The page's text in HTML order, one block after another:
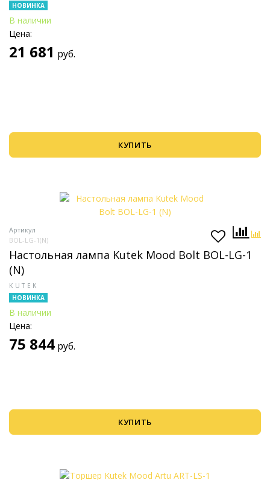
НОВИНКА
В наличии
Цена:
21 681 руб.
КУПИТЬ
Артикул
BOL-LG-1(N)
Настольная лампа Kutek Mood Bolt BOL-LG-1
(N)
KUTEK
НОВИНКА
В наличии
Цена:
75 844 руб.
КУПИТЬ